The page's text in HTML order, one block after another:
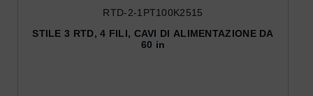
RTD-2-1PT100K2515
STILE 3 RTD, 4 FILI, CAVI DI ALIMENTAZIONE DA
60 in